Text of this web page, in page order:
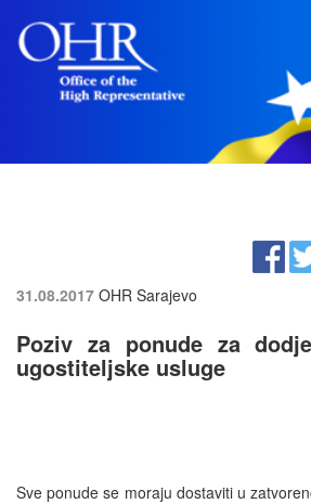
31.08.2017 OHR Sarajevo
Poziv za ponude za
ugostiteljske usluge
Sve ponude se moraju dostaviti u